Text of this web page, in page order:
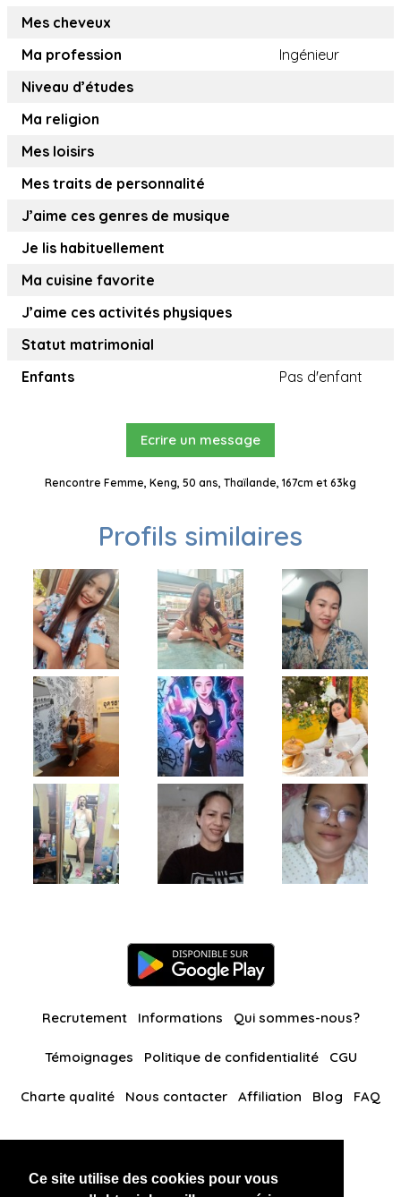
Ce site utilise des cookies pour vous
Mes cheveux
Ma profession
Ingénieur
Niveau d’études
Ma religion
Mes loisirs
Mes traits de personnalité
J’aime ces genres de musique
Je lis habituellement
Ma cuisine favorite
J’aime ces activités physiques
Statut matrimonial
Enfants
Pas d'enfant
Ecrire un message
Rencontre Femme, Keng, 50 ans, Thaïlande, 167cm et 63kg
Profils similaires
Recrutement Informations Qui sommes-nous?
Témoignages Politique de confidentialité CGU
Charte qualité Nous contacter Affiliation Blog FAQ
BlackAndBeauties RussianKisses